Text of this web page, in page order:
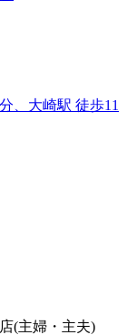
、大崎駅 徒歩11
(主婦・主夫)